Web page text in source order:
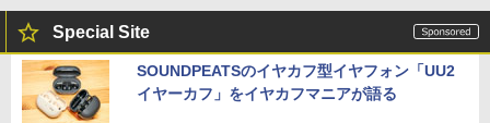
Special Site
SOUNDPEATSのイヤカフ型イヤフォン「UU2
イヤーカフ」をイヤカフマニアが語る